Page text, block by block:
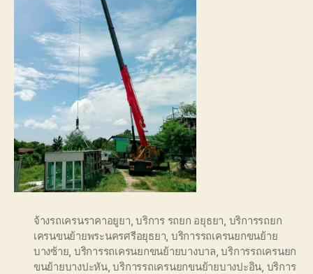
จ้างรถเครนราคาอยูยา ,บริการ รถยก อยุธยา บริการรถยก
เครนขนย้ายพระนครศรีอยุธยา บริการรถเครนยกขนย้าย
บางซ้าย บริการรถเครนยกขนย้ายบางบาล ,บริการรถเครนยก
ขนย้ายบางปะหัน,บริการรถเครนยกขนย้ายบางปะอิน บริการ